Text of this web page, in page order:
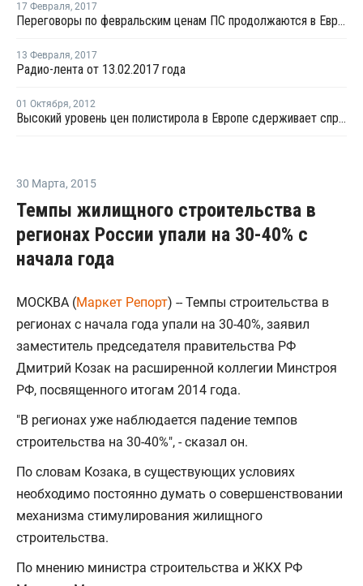
17 Февраля, 2017
Переговоры по февральским ценам ПС продолжаются в Европе
13 Февраля, 2017
Радио-лента от 13.02.2017 года
01 Октября, 2012
Высокий уровень цен полистирола в Европе сдерживает спрос
30 Марта, 2015
Темпы жилищного строительства в
регионах России упали на 30-40% с
начала года
МОСКВА (Маркет Репорт) -- Темпы строительства в
регионах с начала года упали на 30-40%, заявил
заместитель председателя правительства РФ
Дмитрий Козак на расширенной коллегии Минстроя
РФ, посвященного итогам 2014 года.
"В регионах уже наблюдается падение темпов
строительства на 30-40%", - сказал он.
По словам Козака, в существующих условиях
необходимо постоянно думать о совершенствовании
механизма стимулирования жилищного
строительства.
По мнению министра строительства и ЖКХ РФ